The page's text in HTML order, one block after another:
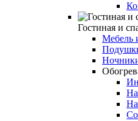
Гостиная и
Мебель